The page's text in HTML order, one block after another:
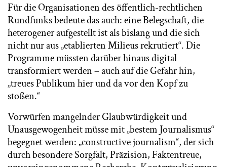
Für die Organisationen des öffentlich-rechtlichen
Rundfunks bedeute das auch: eine Belegschaft, die
heterogener aufgestellt ist als bislang und die sich
nicht nur aus „etablierten Milieus rekrutiert“. Die
Programme müssten darüber hinaus digital
transformiert werden – auch auf die Gefahr hin,
„treues Publikum hier und da vor den Kopf zu
stoßen.“
Vorwürfen mangelnder Glaubwürdigkeit und
Unausgewogenheit müsse mit „bestem Journalismus“
begegnet werden: „constructive journalism“, der sich
durch besondere Sorgfalt, Präzision, Faktentreue,